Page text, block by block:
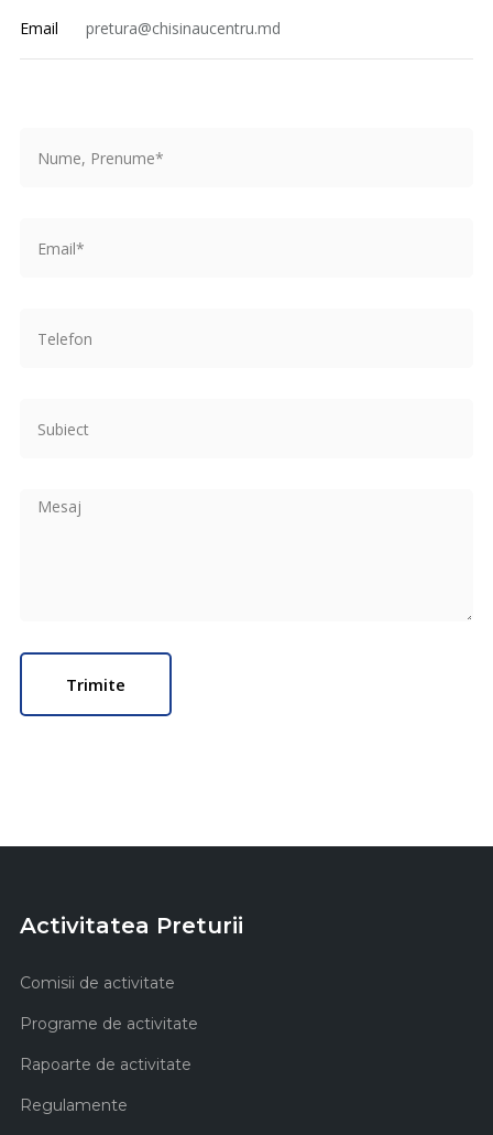
Email
pretura@chisinaucentru.md
Activitatea Preturii
Comisii de activitate
Programe de activitate
Rapoarte de activitate
Regulamente